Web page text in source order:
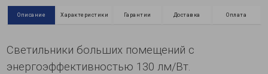
Описание Характеристики Гарантии Доставка Оплата
Светильники больших помещений с
энергоэффективностью 130 лм/Вт.